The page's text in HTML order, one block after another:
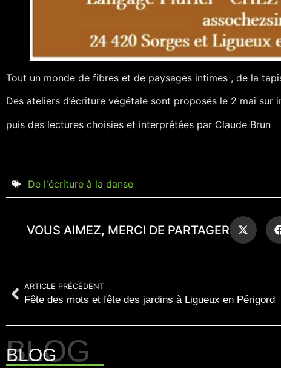
Tout un monde de fibres et de paysages intimes , de la
Des ateliers d’écriture végétale sont proposés le 2 mai sur
puis des lectures choisies et interprétées par Claude Brun
De l'écriture à la danse
VOUS AIMEZ, MERCI DE PARTAGER
ARTICLE PRÉCÉDENT
Fête des mots et fête des jardins à Ligueux en Périgord
BLOG